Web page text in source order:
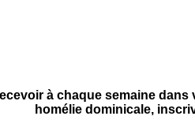
à chaque semaine
homélie dominicale,